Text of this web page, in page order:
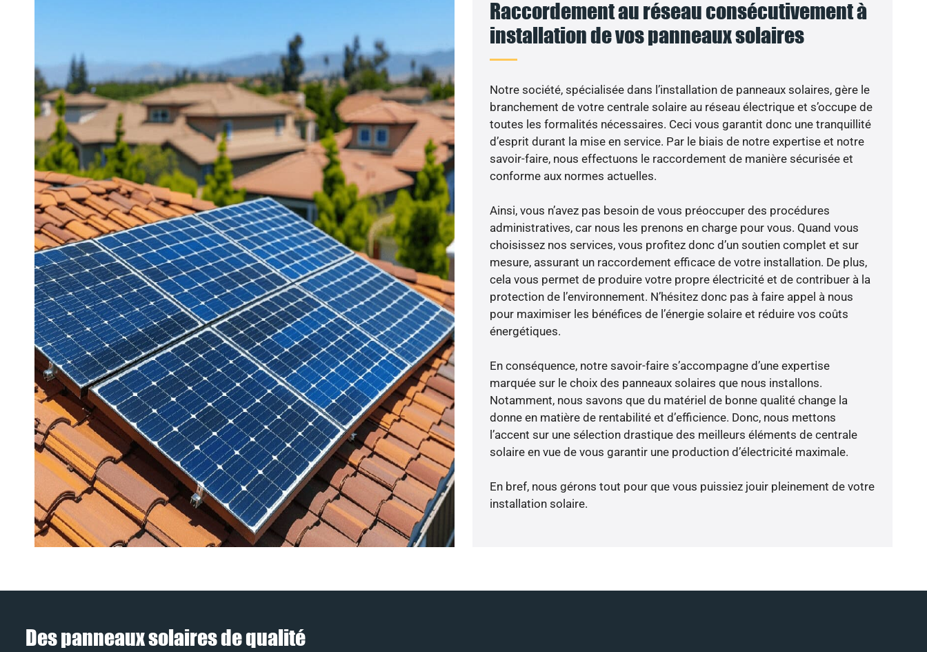
Raccordement au réseau consécutivement à
installation de vos panneaux solaires
Notre société, spécialisée dans l’installation de panneaux solaires, gère le
branchement de votre centrale solaire au réseau électrique et s’occupe de
toutes les formalités nécessaires. Ceci vous garantit donc une tranquillité
d’esprit durant la mise en service. Par le biais de notre expertise et notre
savoir-faire, nous effectuons le raccordement de manière sécurisée et
conforme aux normes actuelles.
Ainsi, vous n’avez pas besoin de vous préoccuper des procédures
administratives, car nous les prenons en charge pour vous. Quand vous
choisissez nos services, vous profitez donc d’un soutien complet et sur
mesure, assurant un raccordement efficace de votre installation. De plus,
cela vous permet de produire votre propre électricité et de contribuer à la
protection de l’environnement. N’hésitez donc pas à faire appel à nous
pour maximiser les bénéfices de l’énergie solaire et réduire vos coûts
énergétiques.
En conséquence, notre savoir-faire s’accompagne d’une expertise
marquée sur le choix des panneaux solaires que nous installons.
Notamment, nous savons que du matériel de bonne qualité change la
donne en matière de rentabilité et d’efficience. Donc, nous mettons
l’accent sur une sélection drastique des meilleurs éléments de centrale
solaire en vue de vous garantir une production d’électricité maximale.
En bref, nous gérons tout pour que vous puissiez jouir pleinement de votre
installation solaire.
Des panneaux solaires de qualité